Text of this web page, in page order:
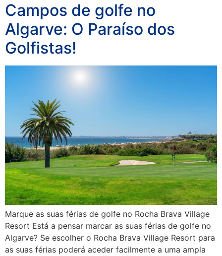
Campos de golfe no
Algarve: O Paraíso dos
Golfistas!
Marque as suas férias de golfe no Rocha Brava Village
Resort Está a pensar marcar as suas férias de golfe no
Algarve? Se escolher o Rocha Brava Village Resort para
as suas férias poderá aceder facilmente a uma ampla